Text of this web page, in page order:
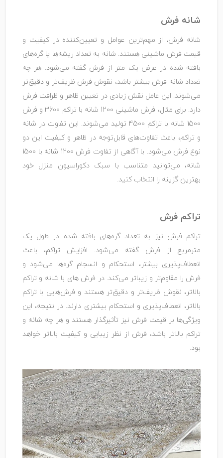
شانه فرش
شانه فرش، از مهم‌ترین عوامل و تعیین‌کننده در کیفیت و
قیمت فرش ماشینی هستند. شانه به تعداد ریشه‌ها یا گره‌های
بافته شده در عرض یک متر از فرش گفته می‌شود. هر چه
تعداد شانه فرش بیشتر باشد، نقوش فرش ظریف‌تر و دقیق‌تر
می‌شوند. این عامل نقش زیادی در تعیین ظاهر و ظرافت فرش
دارد. برای مثال، فرش ماشینی 1200 شانه با تراکم 3600 و فرش
1500 شانه با تراکم 4500 تولید می‌شوند. این تفاوت در شانه
و تراکم، باعث تفاوت‌های قابل‌توجه در ظاهر و کیفیت این دو
نوع فرش می‌شود. با آگاهی از تفاوت فرش 1200 شانه با 1500
شانه، می‌توانید متناسب با سبک دکوراسیون منزل خود
بهترین گزینه را انتخاب کنید.
تراکم فرش
تراکم فرش نیز به تعداد گره‌های بافته شده در طول یک
مترمربع از فرش گفته می‌شود. افزایش تراکم، باعث
انعطاف‌پذیری بیشتر، استحکام و انسجام گره‌ها می‌شود و
فرش را مقاوم‌تر و زیباتر می‌کند. در فرش‌ های با شانه و تراکم
بالاتر، نقوش ظریف‌تر و دقیق‌تر هستند و فرش‌هایی با تراکم
بالاتر، انعطاف‌پذیری و استحکام بیشتری دارند. در نتیجه، این
ویژگی‌ها بر قیمت فرش نیز تأثیرگذار هستند و هر چه شانه و
تراکم بالاتر باشد، فرش از نظر زیبایی و کیفیت بالاتر خواهد
بود.